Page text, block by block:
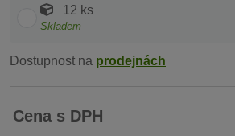
12 ks
Skladem
Dostupnost na prodejnách
Cena s DPH